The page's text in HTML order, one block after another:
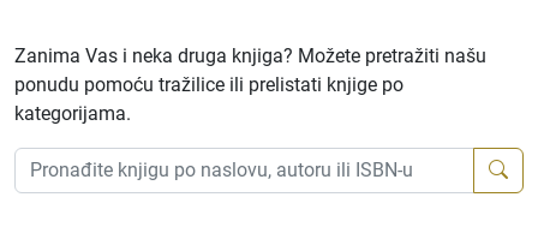
Zanima Vas i neka druga knjiga? Možete pretražiti našu
ponudu pomoću tražilice ili prelistati knjige po
kategorijama.